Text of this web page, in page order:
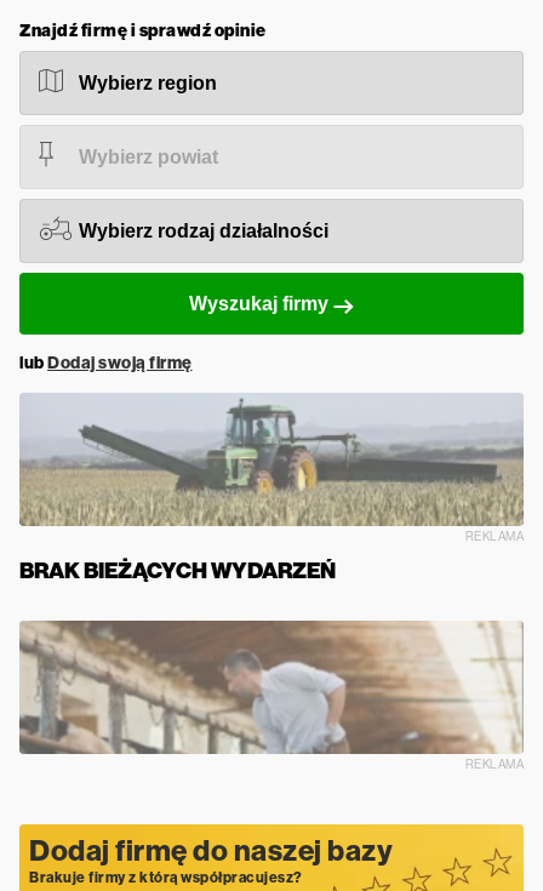
Znajdź firmę i sprawdź opinie
Wyszukaj firmy
lubDodaj swoją firmę
REKLAMA
BRAK BIEŻĄCYCH WYDARZEŃ
REKLAMA
Dodaj firmę do naszej bazy
Brakuje firmy z którą współpracujesz?